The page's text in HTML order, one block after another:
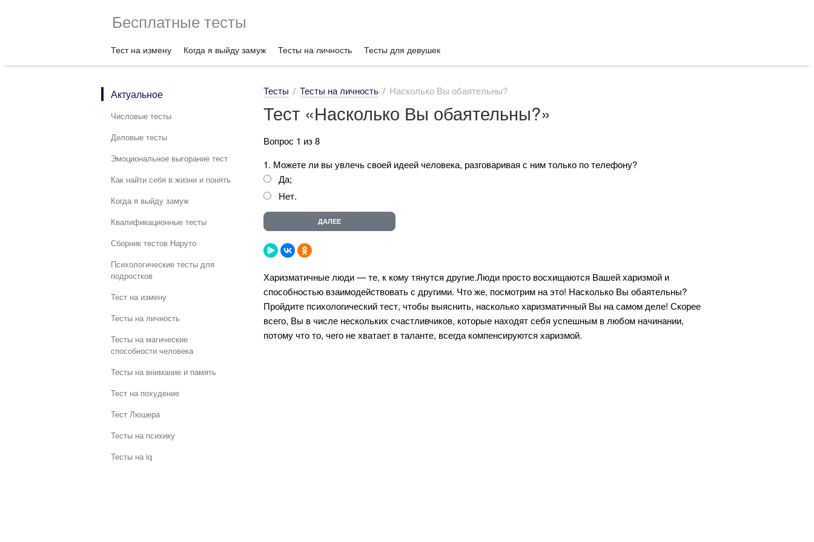
Бесплатные тесты
Тест на измену Когда я выйду замуж Тесты на личность Тесты для девушек
Актуальное
Числовые тесты
Деловые тесты
Эмоциональное выгорание тест
Как найти себя в жизни и понять
Когда я выйду замуж
Квалификационные тесты
Сборник тестов Наруто
Психологические тесты для
подростков
Тест на измену
Тесты на личность
Тесты на магические
способности человека
Тесты на внимание и память
Тест на похудение
Тест Люшера
Тесты на психику
Тесты на iq
Тесты Тесты на личность Насколько Вы обаятельны?
Тест «Насколько Вы обаятельны?»
Вопрос 1 из 8
1. Можете ли вы увлечь своей идеей человека, разговаривая с ним только по телефону?
Да;
Нет.
Харизматичные люди — те, к кому тянутся другие.Люди просто восхищаются Вашей харизмой и
способностью взаимодействовать с другими. Что же, посмотрим на это! Насколько Вы обаятельны?
Пройдите психологический тест, чтобы выяснить, насколько харизматичный Вы на самом деле! Скорее
всего, Вы в числе нескольких счастливчиков, которые находят себя успешным в любом начинании,
потому что то, чего не хватает в таланте, всегда компенсируются харизмой.